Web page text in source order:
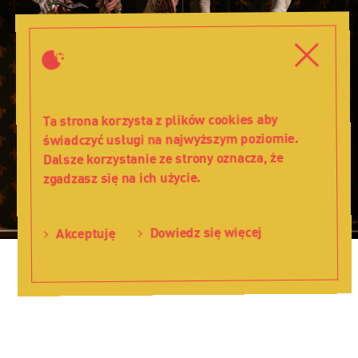
Ta strona korzysta z plików cookies aby
świadczyć usługi na najwyższym poziomie.
Dalsze korzystanie ze strony oznacza, że
zgadzasz się na ich użycie.
Akceptuję Dowiedz się więcej
Zielonopióry
-
Teatr
Lalka
Zamknij